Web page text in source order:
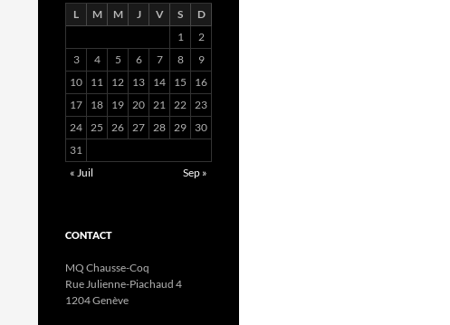
L M M J V S
D
1
2
3
4 5 6 7 8
9
10
11 12 13 14 15
16
17
18 19 20 21 22 23
24 25 26 27 28 29
30
31
« Juil
Sep »
CONTACT
MQ Chausse-Coq
Rue Julienne-Piachaud 4
1204 Genève